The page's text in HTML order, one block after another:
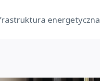
energetyczna